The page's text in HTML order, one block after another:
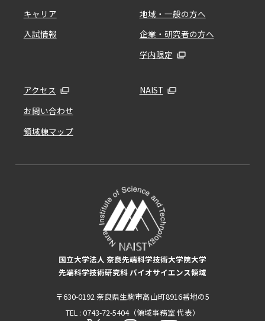
キャリア
入試情報
地域・一般の方へ
企業・研究者の方へ
学内限定
アクセス
お問い合わせ
領域棟マップ
NAIST
国立大学法人 奈良先端科学技術大学院大学
先端科学技術研究科 バイオサイエンス領域
〒630-0192 奈良県生駒市高山町8916番地の5
TEL : 0743-72-5404（領域事務室 代表）